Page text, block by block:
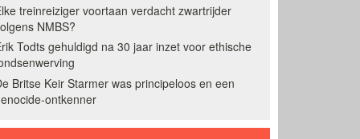
treinreiziger voortaan verdacht zwartrijder
NMBS?
Todts gehuldigd na 30 jaar inzet voor ethische
Britse Keir Starmer was principeloos en een
ontkenner